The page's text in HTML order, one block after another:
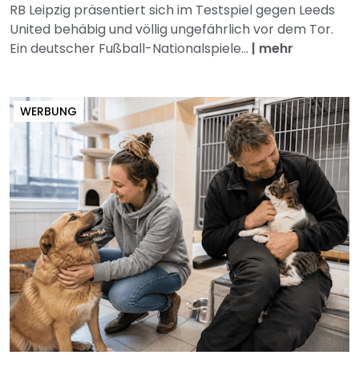
RB Leipzig präsentiert sich im Testspiel gegen Leeds
United behäbig und völlig ungefährlich vor dem Tor.
Ein deutscher Fußball-Nationalspiele... | mehr
WERBUNG